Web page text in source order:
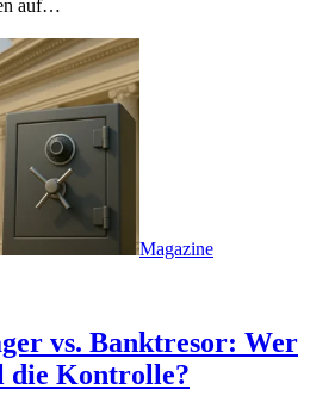
auf…
Magazine
vs. Banktresor: Wer
die Kontrolle?